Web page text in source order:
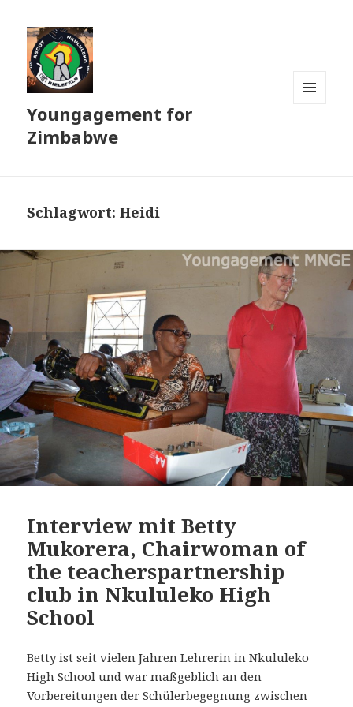
Youngagement for
Zimbabwe
Schlagwort:Heidi
Interview mit Betty
Mukorera, Chairwoman of
the teacherspartnership
club in Nkululeko High
School
Betty ist seit vielen Jahren Lehrerin in Nkululeko
High School und war maßgeblich an den
Vorbereitungen der Schülerbegegnung zwischen